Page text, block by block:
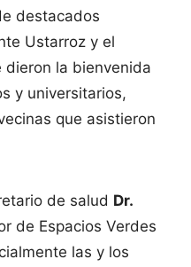
destacados
Ustarroz y el
dieron la bienvenida
y universitarios,
que asistieron
de salud Dr.
de Espacios Verdes
las y los